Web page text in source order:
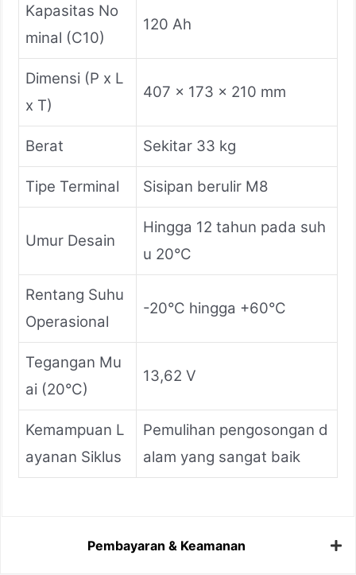
Kapasitas No
minal (C10)
120 Ah
Dimensi (P x L
x T)
407 x 173 x 210 mm
Berat Sekitar 33 kg
Tipe Terminal Sisipan berulir M8
Umur Desain
Hingga 12 tahun pada suh
u 20°C
Rentang Suhu
Operasional
-20°C hingga +60°C
Tegangan Mu
ai (20°C)
13,62 V
Kemampuan L
ayanan Siklus
Pemulihan pengosongan d
alam yang sangat baik
Pembayaran & Keamanan